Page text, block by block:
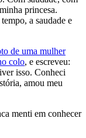
princesa.
a saudade e
de uma mulher
colo, e escreveu:
isso. Conheci
amou meu
menti em conhecer